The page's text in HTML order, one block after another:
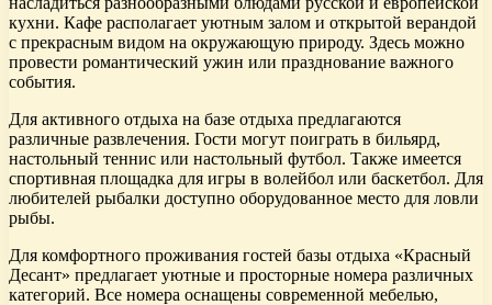
кухни. Кафе располагает уютным залом и открытой верандой
с прекрасным видом на окружающую природу. Здесь можно
провести романтический ужин или празднование важного
события.
Для активного отдыха на базе отдыха предлагаются
различные развлечения. Гости могут поиграть в бильярд,
настольный теннис или настольный футбол. Также имеется
спортивная площадка для игры в волейбол или баскетбол. Для
любителей рыбалки доступно оборудованное место для ловли
рыбы.
Для комфортного проживания гостей базы отдыха «Красный
Десант» предлагает уютные и просторные номера различных
категорий. Все номера оснащены современной мебелью,